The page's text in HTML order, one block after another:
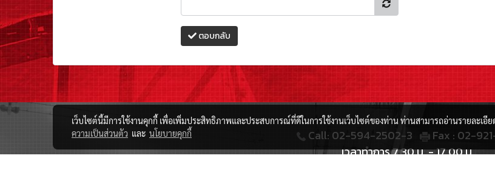
ตอบกลับ
Call: 02-594-2502-3
Fax : 02-
เวลาทำการ 7.30 น. - 17.00 น.
เว็บไซต์นี้มีการใช้งานคุกกี้ เพื่อเพิ่มประสิทธิภาพและประสบการณ์ที่ดีในการใช้งานเว็บไซต์ของท่าน ท่านสามารถอ่านรายละเอีย
ความเป็นส่วนตัว และ นโยบายคุกกี้